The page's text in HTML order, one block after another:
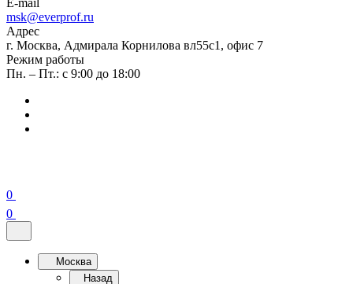
E-mail
msk@everprof.ru
Адрес
г. Москва, Адмирала Корнилова вл55с1, офис 7
Режим работы
Пн. – Пт.: с 9:00 до 18:00
0
0
Москва
Назад